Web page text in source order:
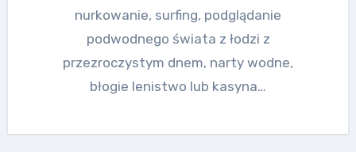
nurkowanie, surfing, podglądanie
podwodnego świata z łodzi z
przezroczystym dnem, narty wodne,
błogie lenistwo lub kasyna…